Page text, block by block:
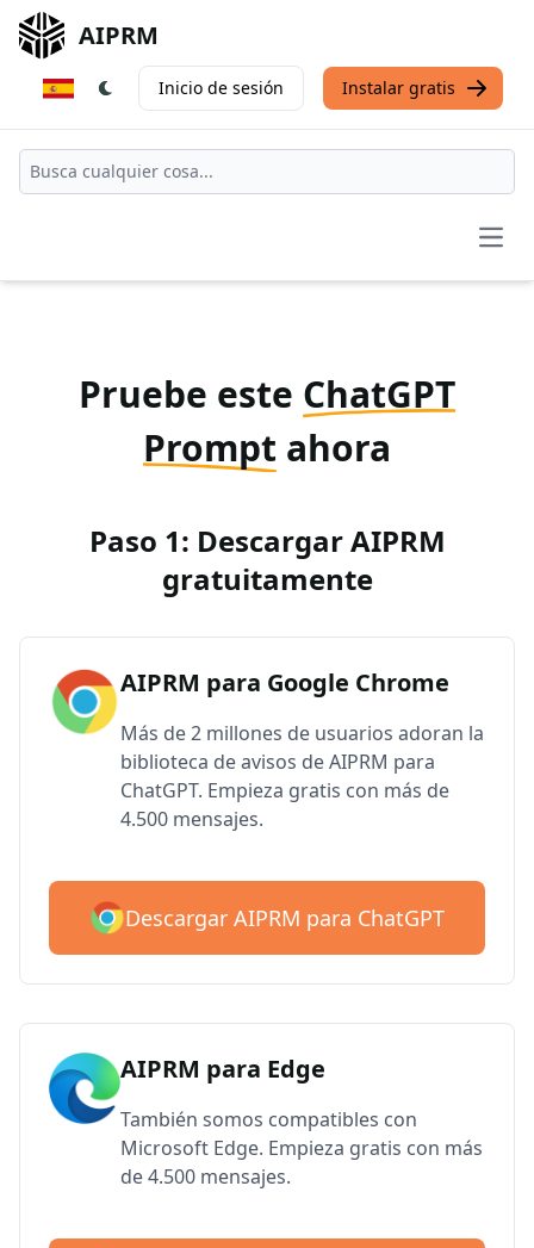
AIPRM
Inicio de sesión Instalar gratis
Pruebe este ChatGPT
Prompt ahora
Paso 1: Descargar AIPRM
gratuitamente
AIPRM para Google Chrome
Más de 2 millones de usuarios adoran la
biblioteca de avisos de AIPRM para
ChatGPT. Empieza gratis con más de
4.500 mensajes.
Descargar AIPRM para ChatGPT
AIPRM para Edge
También somos compatibles con
Microsoft Edge. Empieza gratis con más
de 4.500 mensajes.